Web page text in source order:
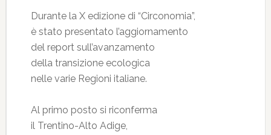
Durante la X edizione di “Circonomia”,
è stato presentato l’aggiornamento
del report sull’avanzamento
della transizione ecologica
nelle varie Regioni italiane.
Al primo posto si riconferma
il Trentino-Alto Adige,